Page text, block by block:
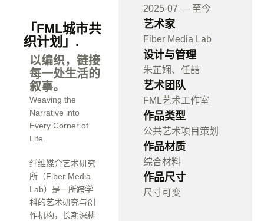
「FML城市共
织计划」.
以编织，链接
每一处生活的
叙事。
Weaving the
Narrative into
Every Corner of
Life.
纤维媒介艺术研究
所（Fiber Media
Lab）是一所跨学
科的艺术研究与创
作机构，长期深耕
2025-07 — 至今
艺术家
Fiber Media Lab
设计与管理
朱芷娴、任喆
艺术团队
FML艺术工作室
作品类型
公共艺术项目策划
作品材质
综合材料
作品尺寸
尺寸可变